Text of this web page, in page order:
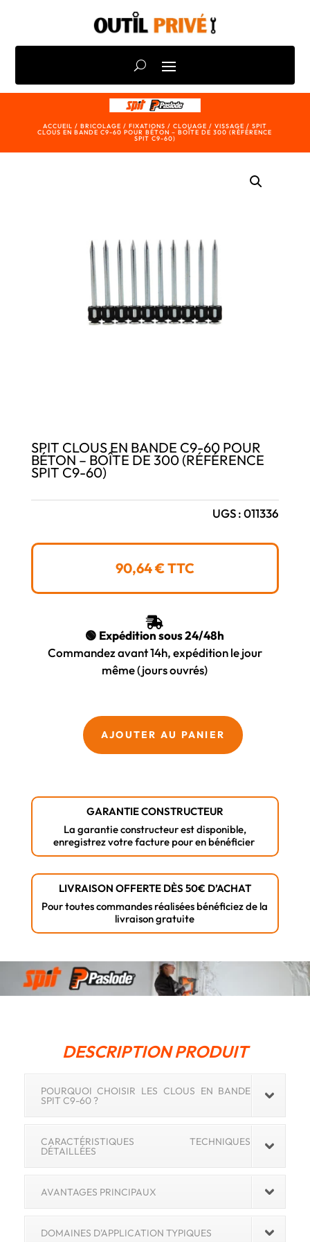
ACCUEIL / BRICOLAGE / FIXATIONS / CLOUAGE / VISSAGE / SPIT
CLOUS EN BANDE C9-60 POUR BÉTON – BOÎTE DE 300 (RÉFÉRENCE
SPIT C9-60)
SPIT CLOUS EN BANDE C9-60 POUR
BÉTON – BOÎTE DE 300 (RÉFÉRENCE
SPIT C9-60)
UGS :011336
90,64€TTC

🟢 Expédition sous 24/48h
Commandez avant 14h, expédition le jour
même (jours ouvrés)
en
60
Béton
(Référence
SPIT
AJOUTER AU PANIER
GARANTIE CONSTRUCTEUR
La garantie constructeur est disponible,
enregistrez votre facture pour en bénéficier
LIVRAISON OFFERTE DÈS 50€ D’ACHAT
Pour toutes commandes réalisées bénéficiez de la
livraison gratuite
DESCRIPTION PRODUIT
POURQUOI CHOISIR LES CLOUS EN BANDE
SPIT C9-60 ?
CARACTÉRISTIQUES TECHNIQUES
DÉTAILLÉES
AVANTAGES PRINCIPAUX
DOMAINES D'APPLICATION TYPIQUES